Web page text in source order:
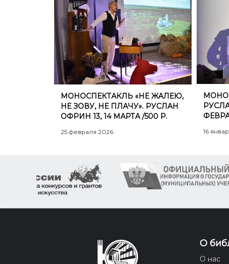
МОНОСПЕКТАКЛЬ «НЕ ЖАЛЕЮ,
НЕ ЗОВУ, НЕ ПЛАЧУ». РУСЛАН
ОФРИН 13, 14 МАРТА /500 Р.
25 февраля 2026 16
О
О нас